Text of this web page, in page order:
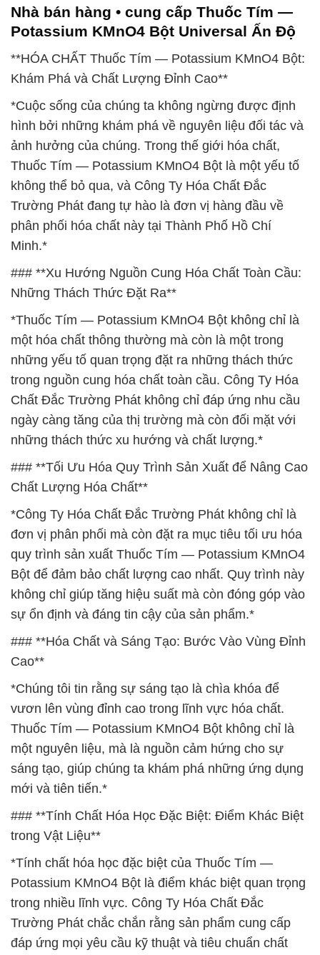
Nhà bán hàng • cung cấp Thuốc Tím —
Potassium KMnO4 Bột Universal Ấn Độ
**HÓA CHẤT Thuốc Tím — Potassium KMnO4 Bột:
Khám Phá và Chất Lượng Đỉnh Cao**
*Cuộc sống của chúng ta không ngừng được định
hình bởi những khám phá về nguyên liệu đối tác và
ảnh hưởng của chúng. Trong thế giới hóa chất,
Thuốc Tím — Potassium KMnO4 Bột là một yếu tố
không thể bỏ qua, và Công Ty Hóa Chất Đắc
Trường Phát đang tự hào là đơn vị hàng đầu về
phân phối hóa chất này tại Thành Phố Hồ Chí
Minh.*
### **Xu Hướng Nguồn Cung Hóa Chất Toàn Cầu:
Những Thách Thức Đặt Ra**
*Thuốc Tím — Potassium KMnO4 Bột không chỉ là
một hóa chất thông thường mà còn là một trong
những yếu tố quan trọng đặt ra những thách thức
trong nguồn cung hóa chất toàn cầu. Công Ty Hóa
Chất Đắc Trường Phát không chỉ đáp ứng nhu cầu
ngày càng tăng của thị trường mà còn đối mặt với
những thách thức xu hướng và chất lượng.*
### **Tối Ưu Hóa Quy Trình Sản Xuất để Nâng Cao
Chất Lượng Hóa Chất**
*Công Ty Hóa Chất Đắc Trường Phát không chỉ là
đơn vị phân phối mà còn đặt ra mục tiêu tối ưu hóa
quy trình sản xuất Thuốc Tím — Potassium KMnO4
Bột để đảm bảo chất lượng cao nhất. Quy trình này
không chỉ giúp tăng hiệu suất mà còn đóng góp vào
sự ổn định và đáng tin cậy của sản phẩm.*
### **Hóa Chất và Sáng Tạo: Bước Vào Vùng Đỉnh
Cao**
*Chúng tôi tin rằng sự sáng tạo là chìa khóa để
vươn lên vùng đỉnh cao trong lĩnh vực hóa chất.
Thuốc Tím — Potassium KMnO4 Bột không chỉ là
một nguyên liệu, mà là nguồn cảm hứng cho sự
sáng tạo, giúp chúng ta khám phá những ứng dụng
mới và tiên tiến.*
### **Tính Chất Hóa Học Đặc Biệt: Điểm Khác Biệt
trong Vật Liệu**
*Tính chất hóa học đặc biệt của Thuốc Tím —
Potassium KMnO4 Bột là điểm khác biệt quan trọng
trong nhiều lĩnh vực. Công Ty Hóa Chất Đắc
Trường Phát chắc chắn rằng sản phẩm cung cấp
đáp ứng mọi yêu cầu kỹ thuật và tiêu chuẩn chất